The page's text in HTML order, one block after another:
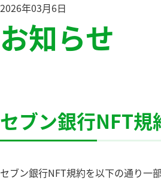
2026年03月6日
お知らせ
セブン銀行NFT規
セブン銀行NFT規約を以下の通り一